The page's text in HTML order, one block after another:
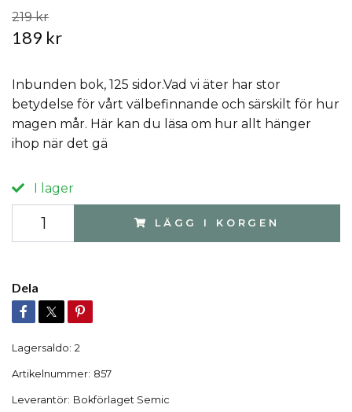
219 kr
189 kr
Inbunden bok, 125 sidor.Vad vi äter har stor
betydelse för vårt välbefinnande och särskilt för hur
magen mår. Här kan du läsa om hur allt hänger
ihop när det gä
I lager
LÄGG I KORGEN
Dela
Lagersaldo: 2
Artikelnummer: 857
Leverantör: Bokförlaget Semic